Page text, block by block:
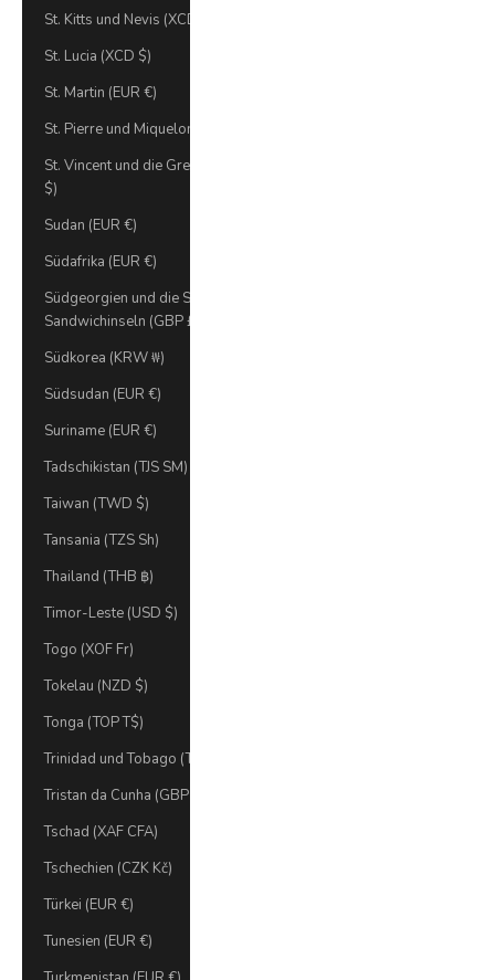
St. Kitts und Nevis (XCD $)
St. Lucia (XCD $)
St. Martin (EUR €)
St. Pierre und Miquelon (EUR €)
St. Vincent und die Grenadinen (XCD
$)
Sudan (EUR €)
Südafrika (EUR €)
Südgeorgien und die Südlichen
Sandwichinseln (GBP £)
Südkorea (KRW ₩)
Südsudan (EUR €)
Suriname (EUR €)
Tadschikistan (TJS ЅМ)
Taiwan (TWD $)
Tansania (TZS Sh)
Thailand (THB ฿)
Timor-Leste (USD $)
Togo (XOF Fr)
Tokelau (NZD $)
Tonga (TOP T$)
Trinidad und Tobago (TTD $)
Tristan da Cunha (GBP £)
Tschad (XAF CFA)
Tschechien (CZK Kč)
Türkei (EUR €)
Tunesien (EUR €)